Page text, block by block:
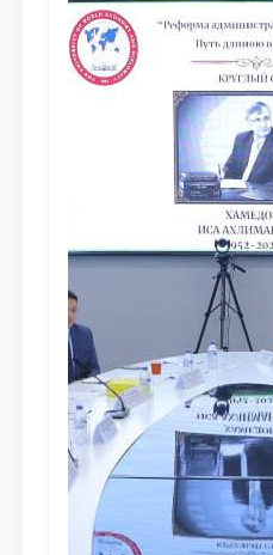
исследований в
противодействия